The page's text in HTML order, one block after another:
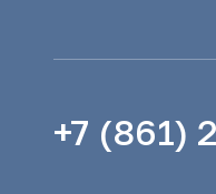
+7 (861)